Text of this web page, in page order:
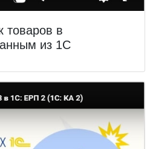
товаров в
из 1С